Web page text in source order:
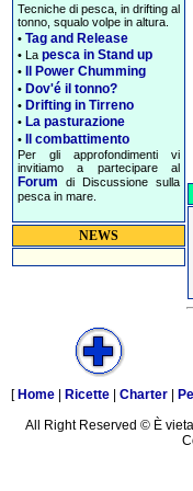
Tecniche di pesca, in drifting al
tonno, squalo volpe in altura.
• Tag and Release
• La pesca in Stand up
• Il Power Chumming
• Dov'é il tonno?
• Drifting in Tirreno
• La pasturazione
• Il combattimento
Per gli approfondimenti vi
invitiamo a partecipare al
Forum di Discussione sulla
pesca in mare.
NEWS
[ Home Ricette Charter
All Right Reserved © È